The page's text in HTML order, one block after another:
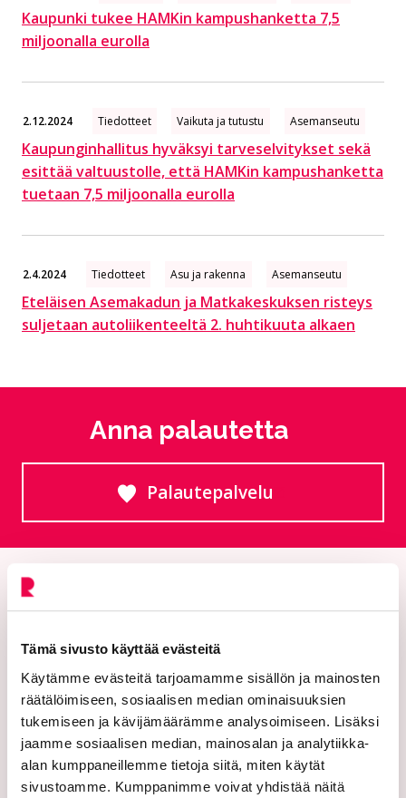
Tämä sivusto käyttää evästeitä
Käytämme evästeitä tarjoamamme sisällön ja mainosten
räätälöimiseen, sosiaalisen median ominaisuuksien
tukemiseen ja kävijämäärämme analysoimiseen. Lisäksi
jaamme sosiaalisen median, mainosalan ja analytiikka-
alan kumppaneillemme tietoja siitä, miten käytät
sivustoamme. Kumppanimme voivat yhdistää näitä
Kaupunki tukee HAMKin kampushanketta 7,5
miljoonalla eurolla
2.12.2024 Tiedotteet Vaikuta ja tutustu Asemanseutu
Kaupunginhallitus hyväksyi tarveselvitykset sekä
esittää valtuustolle, että HAMKin kampushanketta
tuetaan 7,5 miljoonalla eurolla
2.4.2024 Tiedotteet Asu ja rakenna Asemanseutu
Ete­läi­sen Ase­ma­ka­dun ja Mat­ka­kes­kuk­sen ris­teys
sul­je­taan au­to­lii­ken­teel­tä 2. huhtikuuta alkaen
Anna palautetta
Palautepalvelu
Siirtyy ulkoiselle
Riihimäen kaupunki
PL 125 (Eteläinen Asemakatu 2)